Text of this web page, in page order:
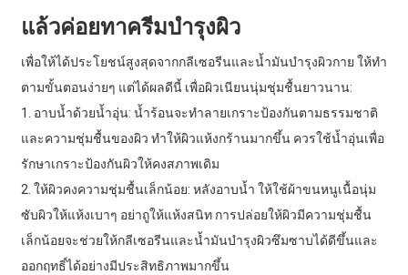
แล้วค่อยทาครีมบำรุงผิว
เพื่อให้ได้ประโยชน์สูงสุดจากกลีเซอรีนและน้ำมันบำรุงผิวกาย ให้ทำ
ตามขั้นตอนง่ายๆ แต่ได้ผลดีนี้ เพื่อผิวเนียนนุ่มชุ่มชื้นยาวนาน:
1. อาบน้ำด้วยน้ำอุ่น: น้ำร้อนจะทำลายเกราะป้องกันตามธรรมชาติ
และความชุ่มชื้นของผิว ทำให้ผิวแห้งกร้านมากขึ้น ควรใช้น้ำอุ่นเพื่อ
รักษาเกราะป้องกันผิวให้คงสภาพเดิม
2. ให้ผิวคงความชุ่มชื้นเล็กน้อย: หลังอาบน้ำ ให้ใช้ผ้าขนหนูเนื้อนุ่ม
ซับผิวให้แห้งเบาๆ อย่าถูให้แห้งสนิท การปล่อยให้ผิวมีความชุ่มชื้น
เล็กน้อยจะช่วยให้กลีเซอรีนและน้ำมันบำรุงผิวซึมซาบได้ดีขึ้นและ
ออกฤทธิ์ได้อย่างมีประสิทธิภาพมากขึ้น